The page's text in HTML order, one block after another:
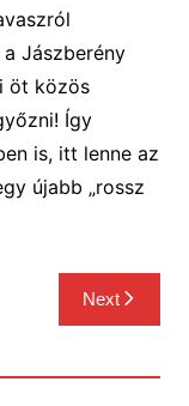
Jászberény
öt közös
Így
is, itt lenne az
újabb „rossz
Next